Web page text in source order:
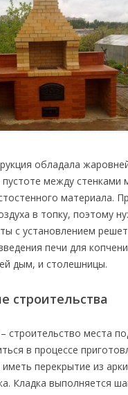
обладала
пустоте между
материала.
в топку, поэтому
с установлением
печи для
дым, и столешницы.
строительства
строительство места
в процессе
перекрытие из
Кладка выполняется